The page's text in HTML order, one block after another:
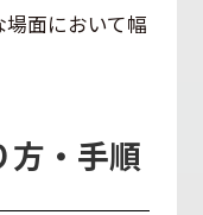
面において幅
方・手順